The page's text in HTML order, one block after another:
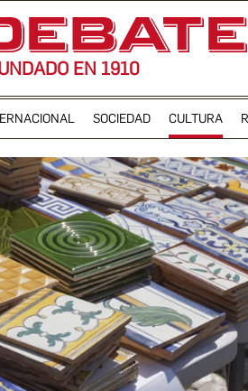
EN 1910
SOCIEDAD CULTURA